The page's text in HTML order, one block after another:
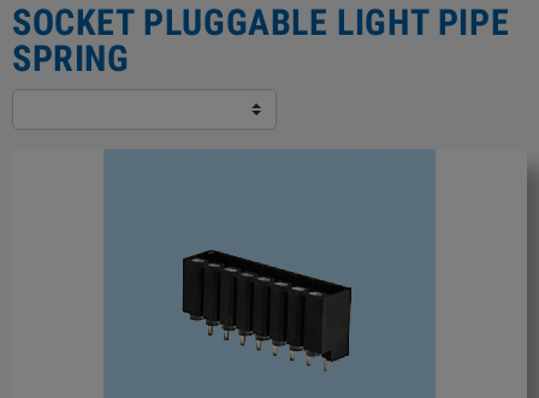
SOCKET PLUGGABLE LIGHT PIPE
SPRING